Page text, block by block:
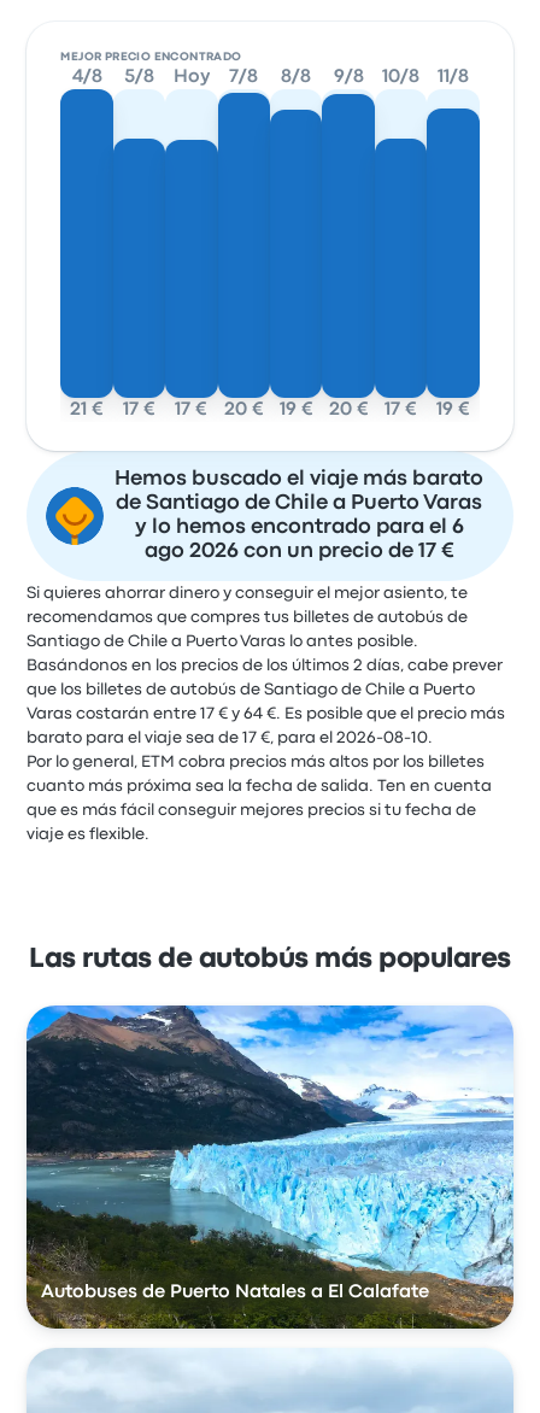
MEJOR PRECIO ENCONTRADO
4/8
21 €
5/8
17 €
Hoy
17 €
7/8
20 €
8/8
19 €
9/8
20 €
10/8
17 €
11/8
19 €
Hemos buscado el viaje más barato
de Santiago de Chile a Puerto Varas
y lo hemos encontrado para el 6
ago 2026 con un precio de 17 €
Si quieres ahorrar dinero y conseguir el mejor asiento, te
recomendamos que compres tus billetes de autobús de
Santiago de Chile a Puerto Varas lo antes posible.
Basándonos en los precios de los últimos 2 días, cabe prever
que los billetes de autobús de Santiago de Chile a Puerto
Varas costarán entre 17 € y 64 €. Es posible que el precio más
barato para el viaje sea de 17 €, para el 2026-08-10.
Por lo general, ETM cobra precios más altos por los billetes
cuanto más próxima sea la fecha de salida. Ten en cuenta
que es más fácil conseguir mejores precios si tu fecha de
viaje es flexible.
Las rutas de autobús más populares
Autobuses de Puerto Natales a El Calafate